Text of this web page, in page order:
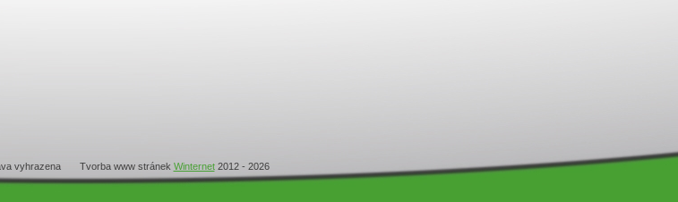
vyhrazena Tvorba www stránek Winternet2012 - 2026